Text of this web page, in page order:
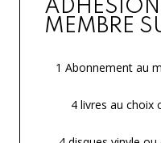
MEMBRE
1 Abonnement au
4 livres au choix